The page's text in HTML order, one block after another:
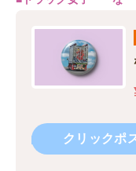
クリックポ